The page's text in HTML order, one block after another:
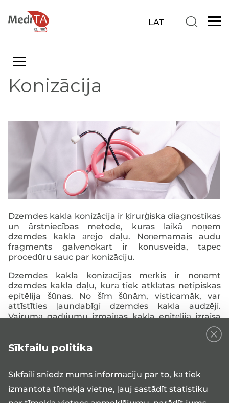
Sīkfailu politika
Sīkfaili sniedz mums informāciju par to, kā tiek
izmantota tīmekļa vietne, ļauj sastādīt statistiku
Konizācija
Dzemdes kakla konizācija ir ķirurģiska diagnostikas
un ārstniecības metode, kuras laikā noņem
dzemdes kakla ārējo daļu. Noņemamais audu
fragments galvenokārt ir konusveida, tāpēc
procedūru sauc par konizāciju.
Dzemdes kakla konizācijas mērķis ir noņemt
dzemdes kakla daļu, kurā tiek atklātas netipiskas
epitēlija šūnas. No šīm šūnām, visticamāk, var
attīstīties ļaundabīgi dzemdes kakla audzēji.
Vairumā gadījumu izmaiņas kakla epitēlijā izraisa
Lai nodrošinātu dienas aprūpi un ķirurģijas
pakalpojumus, lūdzam reģistrēties uz ambulatoru